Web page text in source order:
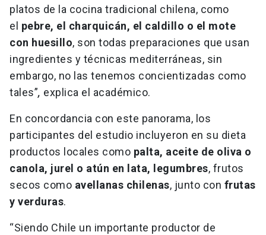
platos de la cocina tradicional chilena, como
el pebre, el charquicán, el caldillo o el mote
con huesillo, son todas preparaciones que usan
ingredientes y técnicas mediterráneas, sin
embargo, no las tenemos concientizadas como
tales”, explica el académico.
En concordancia con este panorama, los
participantes del estudio incluyeron en su dieta
productos locales como palta, aceite de oliva o
canola, jurel o atún en lata, legumbres, frutos
secos como avellanas chilenas, junto con frutas
y verduras.
“Siendo Chile un importante productor de